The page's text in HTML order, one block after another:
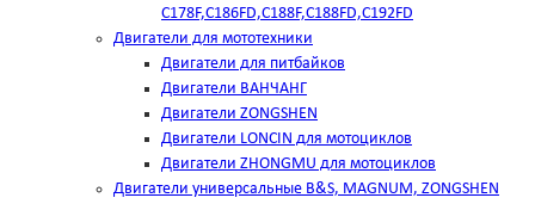
C178F,С186FD,C188F,C188FD,C192FD
Двигатели для мототехники
Двигатели для питбайков
Двигатели ВАНЧАНГ
Двигатели ZONGSHEN
Двигатели LONCIN для мотоциклов
Двигатели ZHONGMU для мотоциклов
Двигатели универсальные B&S, MAGNUM, ZONGSHEN